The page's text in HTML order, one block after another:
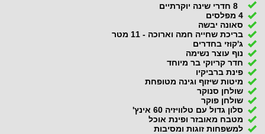
8 חדרי שינה יוקרתיים
4 מפלסים
סאונה יבשה
בריכת שחייה חמה וארוכה - 11 מטר
ג'קוזי בחדרים
נוף עוצר נשימה
חדר קריוקי בר מיוחד
פינת ברביקיו
מיטות שיזוף וגינה מטופחת
שולחן סנוקר
שולחן פוקר
סלון גדול עם טלוויזיה 60 אינץ'
מטבח מאובזר ופינת אוכל
למשפחות זוגות ומסיבות